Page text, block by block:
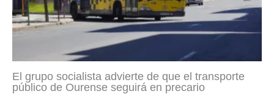
El grupo socialista advierte de que el transporte
público de Ourense seguirá en precario